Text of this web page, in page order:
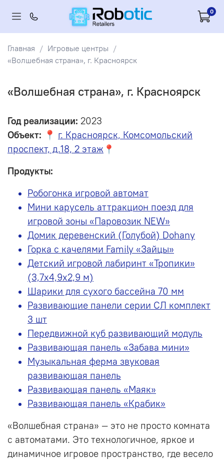
0
Главная
Игровые центры
«Волшебная страна», г. Красноярск
«Волшебная страна», г. Красноярск
Год реализации: 2023
Объект: 📍 г. Красноярск, Комсомольский
проспект, д.18, 2 этаж 📍
Продукты:
Робогонка игровой автомат
Мини карусель аттракцион поезд для
игровой зоны «Паровозик NEW»
Домик деревенский (Голубой) Dohany
Горка с качелями Family «Зайцы»
Детский игровой лабиринт «Тропики»
(3,7х4,9х2,9 м)
Шарики для сухого бассейна 70 мм
Развивающие панели серии СЛ комплект
3 шт
Передвижной куб развивающий модуль
Развивающая панель «Забава мини»
Музыкальная ферма звуковая
развивающая панель
Развивающая панель «Маяк»
Развивающая панель «Крабик»
«Волшебная страна» — это не просто комната
с автоматами. Это технологичное, яркое и
динамичное игровое пространство, где весело